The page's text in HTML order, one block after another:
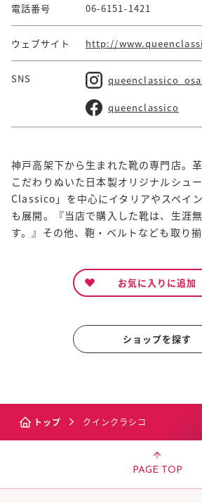
電話番号 06-6151-1421
ウェブサイト http://
SNS
queenclassico
神戸高架下から生まれた靴の専門店。
こだわりぬいた日本製オリジナルシュ
Classico」を中心にイタリアやスペイ
も展開。『当店で購入した靴は、生涯
す。』その他、鞄・ベルトなども取り揃
お気に入りに追加
ショップを探す
トップ クインクラシコ
PAGE TOP